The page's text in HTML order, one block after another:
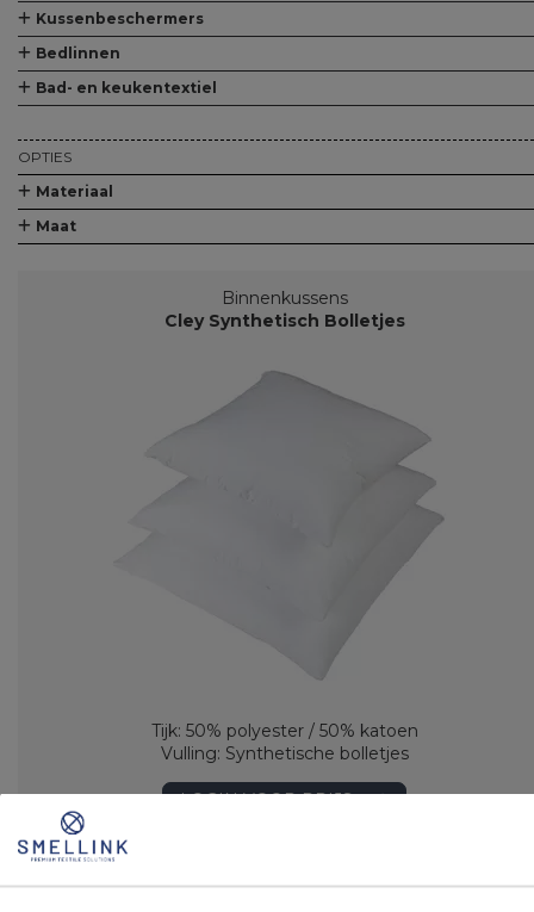
Kussenbeschermers
Alle Kussenbeschermers
Kussenbeschermers
Bedlinnen
Alle Bedlinnen
Hoeslakens
Lakens
Kussenslopen
Dekbedovertreksets
Bad- en keukentextiel
Alle Bad- en keukentextiel
Baddoeken/badlakens
Badmatten
Keukendoeken
Theedoeken/droogdoeken
Werkdoekjes
OPTIES
Materiaal
Maat
Binnenkussens
Cley Synthetisch Bolletjes
Tijk: 50% polyester / 50% katoen
Vulling: Synthetische bolletjes
LOGIN VOOR PRIJS
Binnenkussens